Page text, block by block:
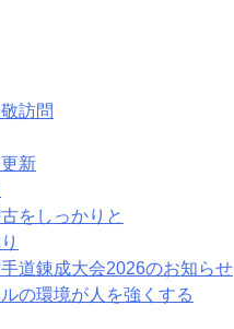
訪問
新
をしっかりと
道錬成大会2026のお知らせ
の環境が人を強くする